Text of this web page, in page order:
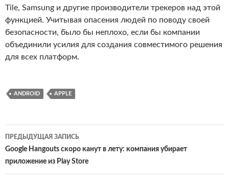
Tile, Samsung и другие производители трекеров над этой
функцией. Учитывая опасения людей по поводу своей
безопасности, было бы неплохо, если бы компании
объединили усилия для создания совместимого решения
для всех платформ.
ANDROID APPLE
Навигация
по
записям
ПРЕДЫДУЩАЯ ЗАПИСЬ
Google Hangouts скоро канут в лету: компания убирает
приложение из Play Store